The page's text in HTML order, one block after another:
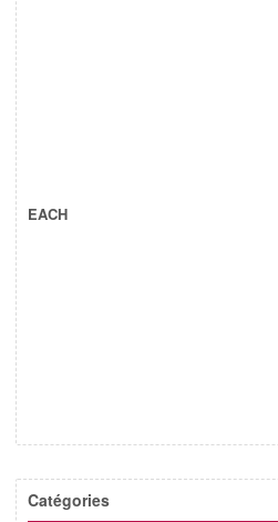
EACH
Catégories